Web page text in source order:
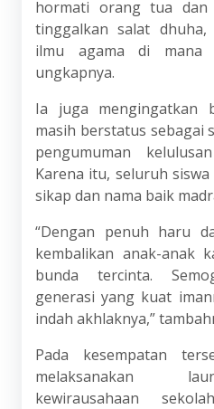
hormati orang tua
tinggalkan salat
ilmu agama di mana
ungkapnya.
Ia juga mengingatkan
masih berstatus sebagai
pengumuman
Karena itu, seluruh
sikap dan nama baik
“Dengan penuh haru
kembalikan anak-anak
bunda tercinta.
generasi yang kuat
indah akhlaknya,”
Pada kesempatan
melaksanakan
kewirausahaan